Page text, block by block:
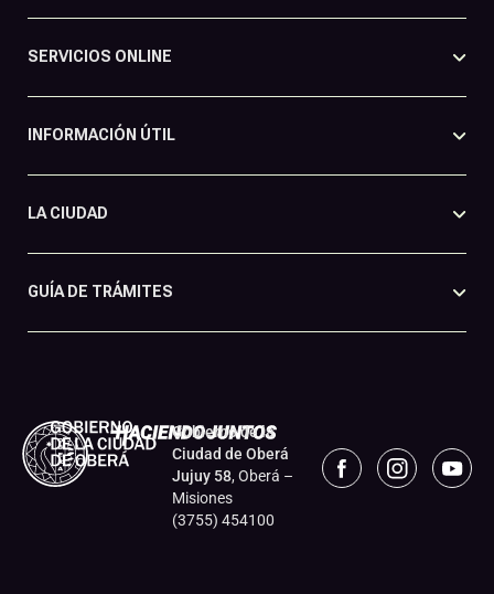
SERVICIOS ONLINE
INFORMACIÓN ÚTIL
LA CIUDAD
GUÍA DE TRÁMITES
Gobierno de la
Ciudad de Oberá
Jujuy 58, Oberá –
Misiones
(3755) 454100